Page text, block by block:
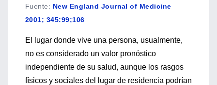
Fuente: New England Journal of Medicine
2001; 345:99;106
El lugar donde vive una persona, usualmente,
no es considerado un valor pronóstico
independiente de su salud, aunque los rasgos
físicos y sociales del lugar de residencia podrían